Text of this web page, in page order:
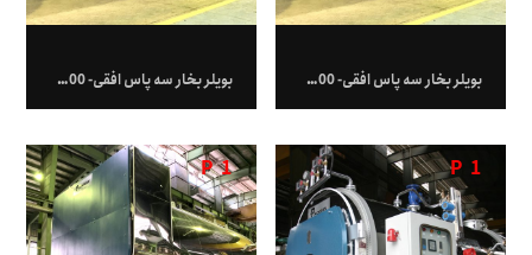
بویلر بخار سه پاس افقی- 19,500 کیلوگرم بر ساعت بویلر بخار سه پاس افقی- 20,000 کیلوگرم بر ساعت
P1
P1